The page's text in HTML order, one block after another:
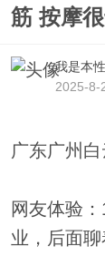
筋 按摩
我是本性
2025-8-
广东广州
网友体验
业，后面聊